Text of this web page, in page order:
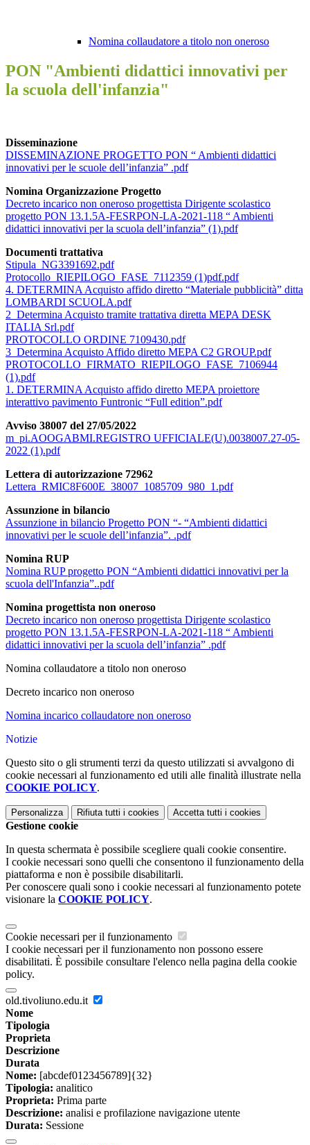
Nomina collaudatore a titolo non oneroso
PON "Ambienti didattici innovativi per
la scuola dell'infanzia"
Disseminazione
DISSEMINAZIONE PROGETTO PON “ Ambienti didattici
innovativi per le scuole dell’infanzia” .pdf
Nomina Organizzazione Progetto
Decreto incarico non oneroso progettista Dirigente scolastico
progetto PON 13.1.5A-FESRPON-LA-2021-118 “ Ambienti
didattici innovativi per la scuola dell’infanzia” (1).pdf
Documenti trattativa
Stipula_NG3391692.pdf
Protocollo_RIEPILOGO_FASE_7112359 (1)pdf.pdf
4. DETERMINA Acquisto affido diretto “Materiale pubblicità” ditta
LOMBARDI SCUOLA.pdf
2_Determina Acquisto tramite trattativa diretta MEPA DESK
ITALIA Srl.pdf
PROTOCOLLO ORDINE 7109430.pdf
3_Determina Acquisto Affido diretto MEPA C2 GROUP.pdf
PROTOCOLLO_FIRMATO_RIEPILOGO_FASE_7106944
(1).pdf
1. DETERMINA Acquisto affido diretto MEPA proiettore
interattivo pavimento Funtronic “Full edition”.pdf
Avviso 38007 del 27/05/2022
m_pi.AOOGABMI.REGISTRO UFFICIALE(U).0038007.27-05-
2022 (1).pdf
Lettera di autorizzazione 72962
Lettera_RMIC8F600E_38007_1085709_980_1.pdf
Assunzione in bilancio
Assunzione in bilancio Progetto PON “- “Ambienti didattici
innovativi per le scuole dell’infanzia”. .pdf
Nomina RUP
Nomina RUP progetto PON “Ambienti didattici innovativi per la
scuola dell'Infanzia”..pdf
Nomina progettista non oneroso
Decreto incarico non oneroso progettista Dirigente scolastico
progetto PON 13.1.5A-FESRPON-LA-2021-118 “ Ambienti
didattici innovativi per la scuola dell’infanzia” .pdf
Nomina collaudatore a titolo non oneroso
Decreto incarico non oneroso
Nomina incarico collaudatore non oneroso
Notizie
Questo sito o gli strumenti terzi da questo utilizzati si avvalgono di
cookie necessari al funzionamento ed utili alle finalità illustrate nella
COOKIE POLICY.
Personalizza Rifiuta tutti i cookies Accetta tutti i cookies
Gestione cookie
In questa schermata è possibile scegliere quali cookie consentire.
I cookie necessari sono quelli che consentono il funzionamento della
piattaforma e non è possibile disabilitarli.
Per conoscere quali sono i cookie necessari al funzionamento potete
visionare la COOKIE POLICY.
Cookie necessari per il funzionamento
I cookie necessari per il funzionamento non possono essere
disabilitati. È possibile consultare l'elenco nella pagina della cookie
policy.
old.tivoliuno.edu.it
Nome
Tipologia
Proprieta
Descrizione
Durata
Nome: [abcdef0123456789]{32}
Tipologia: analitico
Proprieta: Prima parte
Descrizione: analisi e profilazione navigazione utente
Durata: Sessione